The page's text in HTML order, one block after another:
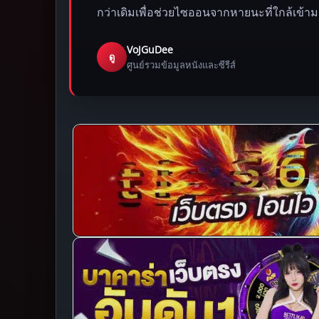
กว่าเดิมเพื่อช่วยไซออนจากหายนะที่ใกล้เข้า
ดู
VoJGuDee
ศูนย์รวมข้อมูลหนังและซีรีส์